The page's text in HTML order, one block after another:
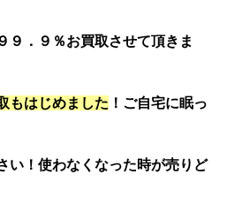
９．９％お買取させて頂きま
もはじめました ！ご自宅に眠っ
い！使わなくなった時が売りど